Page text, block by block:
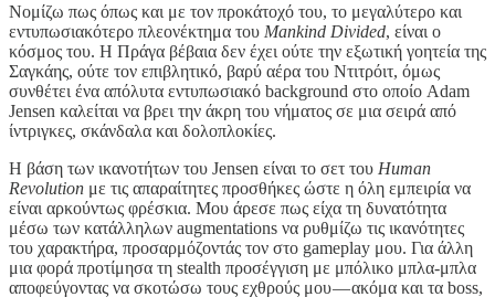
Νομίζω πως όπως και με τον προκάτοχό του, το μεγαλύτερο και
εντυπωσιακότερο πλεονέκτημα του Mankind Divided, είναι ο
κόσμος του. Η Πράγα βέβαια δεν έχει ούτε την εξωτική γοητεία της
Σαγκάης, ούτε τον επιβλητικό, βαρύ αέρα του Ντιτρόιτ, όμως
συνθέτει ένα απόλυτα εντυπωσιακό background στο οποίο Adam
Jensen καλείται να βρει την άκρη του νήματος σε μια σειρά από
ίντριγκες, σκάνδαλα και δολοπλοκίες.
Η βάση των ικανοτήτων του Jensen είναι το σετ του Human
Revolution με τις απαραίτητες προσθήκες ώστε η όλη εμπειρία να
είναι αρκούντως φρέσκια. Μου άρεσε πως είχα τη δυνατότητα
μέσω των κατάλληλων augmentations να ρυθμίζω τις ικανότητες
του χαρακτήρα, προσαρμόζοντάς τον στο gameplay μου. Για άλλη
μια φορά προτίμησα τη stealth προσέγγιση με μπόλικο μπλα-μπλα
αποφεύγοντας να σκοτώσω τους εχθρούς μου — ακόμα και τα boss,